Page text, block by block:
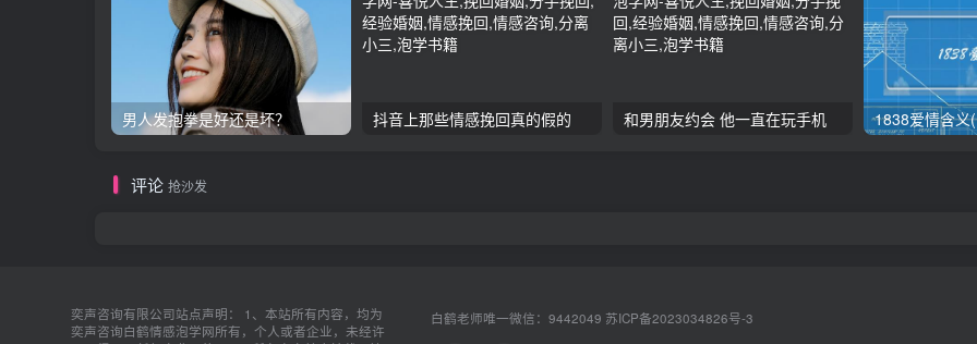
男人发抱拳是好还是坏？ 抖音上那些情感挽回真的假的 和男朋友约会 他一直在玩手机
评论 抢沙发
奕声咨询有限公司站点声明： 1、本站所有内容，均为
奕声咨询白鹤情感泡学网所有，个人或者企业，未经许
白鹤老师唯一微信：9442049 苏ICP备2023034826号-3